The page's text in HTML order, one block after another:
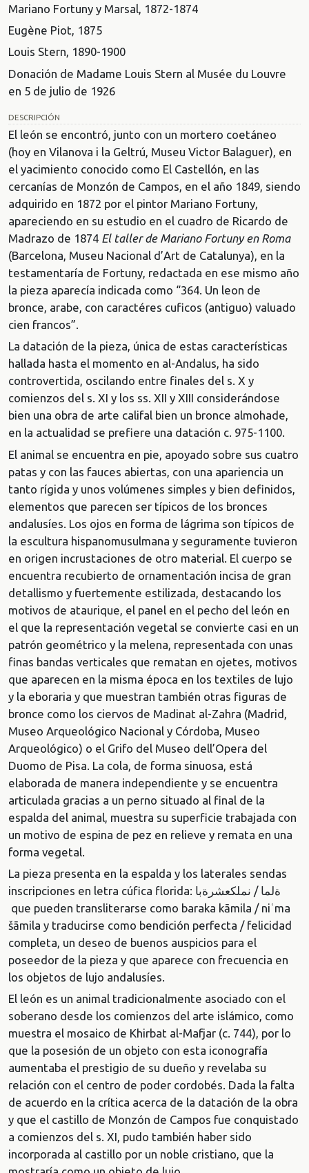
Mariano Fortuny y Marsal, 1872-1874
Eugène Piot, 1875
Louis Stern, 1890-1900
Donación de Madame Louis Stern al Musée du Louvre
en 5 de julio de 1926
DESCRIPCIÓN
El león se encontró, junto con un mortero coetáneo
(hoy en Vilanova i la Geltrú, Museu Victor Balaguer), en
el yacimiento conocido como El Castellón, en las
cercanías de Monzón de Campos, en el año 1849, siendo
adquirido en 1872 por el pintor Mariano Fortuny,
apareciendo en su estudio en el cuadro de Ricardo de
Madrazo de 1874 El taller de Mariano Fortuny en Roma
(Barcelona, Museu Nacional d’Art de Catalunya), en la
testamentaría de Fortuny, redactada en ese mismo año
la pieza aparecía indicada como “364. Un leon de
bronce, arabe, con caractéres cuficos (antiguo) valuado
cien francos”.
La datación de la pieza, única de estas características
hallada hasta el momento en al-Andalus, ha sido
controvertida, oscilando entre finales del s. X y
comienzos del s. XI y los ss. XII y XIII considerándose
bien una obra de arte califal bien un bronce almohade,
en la actualidad se prefiere una datación c. 975-1100.
El animal se encuentra en pie, apoyado sobre sus cuatro
patas y con las fauces abiertas, con una apariencia un
tanto rígida y unos volúmenes simples y bien definidos,
elementos que parecen ser típicos de los bronces
andalusíes. Los ojos en forma de lágrima son típicos de
la escultura hispanomusulmana y seguramente tuvieron
en origen incrustaciones de otro material. El cuerpo se
encuentra recubierto de ornamentación incisa de gran
detallismo y fuertemente estilizada, destacando los
motivos de ataurique, el panel en el pecho del león en
el que la representación vegetal se convierte casi en un
patrón geométrico y la melena, representada con unas
finas bandas verticales que rematan en ojetes, motivos
que aparecen en la misma época en los textiles de lujo
y la eboraria y que muestran también otras figuras de
bronce como los ciervos de Madinat al-Zahra (Madrid,
Museo Arqueológico Nacional y Córdoba, Museo
Arqueológico) o el Grifo del Museo dell’Opera del
Duomo de Pisa. La cola, de forma sinuosa, está
elaborada de manera independiente y se encuentra
articulada gracias a un perno situado al final de la
espalda del animal, muestra su superficie trabajada con
un motivo de espina de pez en relieve y remata en una
forma vegetal.
La pieza presenta en la espalda y los laterales sendas
inscripciones en letra cúfica florida: ةلما / نملكعشرةبا
que pueden transliterarse como baraka kāmila / niʿma
šāmila y traducirse como bendición perfecta / felicidad
completa, un deseo de buenos auspicios para el
poseedor de la pieza y que aparece con frecuencia en
los objetos de lujo andalusíes.
El león es un animal tradicionalmente asociado con el
soberano desde los comienzos del arte islámico, como
muestra el mosaico de Khirbat al-Mafjar (c. 744), por lo
que la posesión de un objeto con esta iconografía
aumentaba el prestigio de su dueño y revelaba su
relación con el centro de poder cordobés. Dada la falta
de acuerdo en la crítica acerca de la datación de la obra
y que el castillo de Monzón de Campos fue conquistado
a comienzos del s. XI, pudo también haber sido
incorporada al castillo por un noble cristiano, que la